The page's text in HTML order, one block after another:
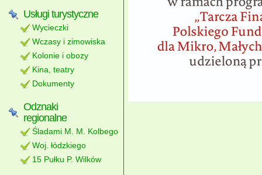
Usługi turystyczne
Wycieczki
Wczasy i zimowiska
Kolonie i obozy
Kina, teatry
Dokumenty
Odznaki
regionalne
Śladami M. M. Kolbego
Woj. łódzkiego
15 Pułku P. Wilków